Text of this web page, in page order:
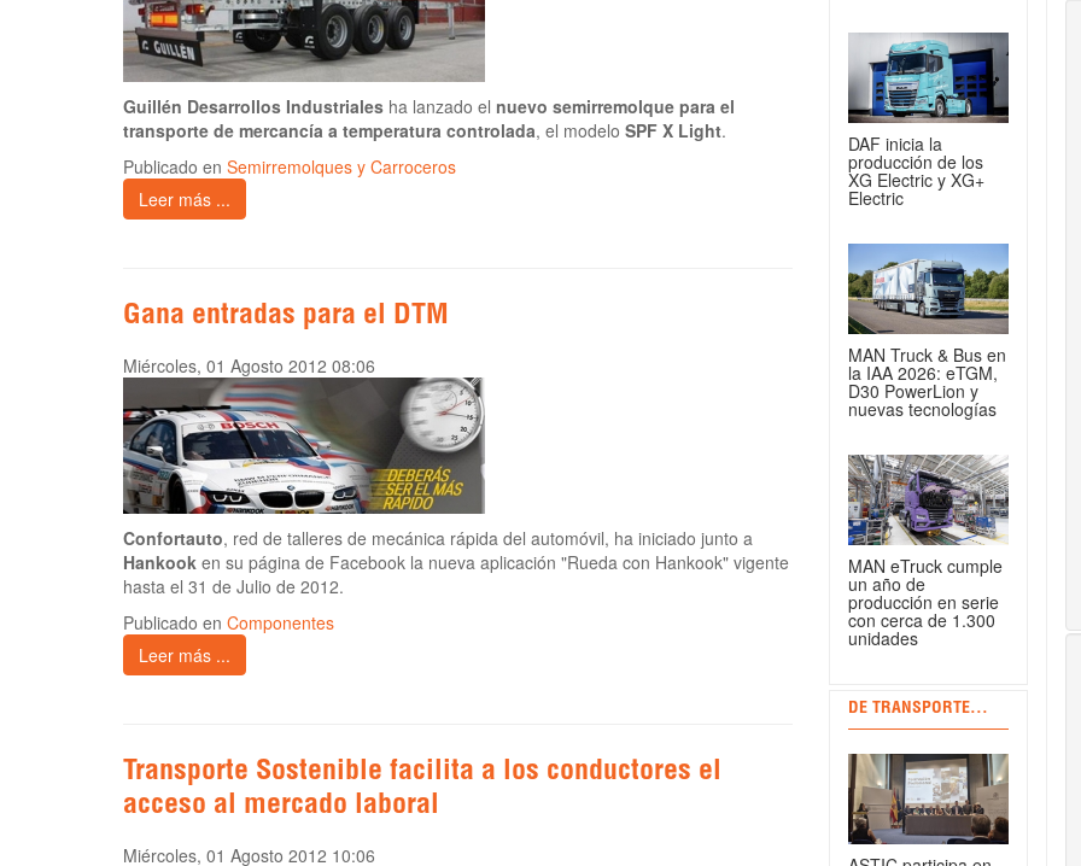
Guillén Desarrollos Industriales ha lanzado el nuevo semirremolque para el
transporte de mercancía a temperatura controlada, el modelo SPF X Light.
Publicado en Semirremolques y Carroceros
Leer más ...
Gana entradas para el DTM
Miércoles, 01 Agosto 2012 08:06
Confortauto, red de talleres de mecánica rápida del automóvil, ha iniciado junto a
Hankook en su página de Facebook la nueva aplicación "Rueda con Hankook" vigente
hasta el 31 de Julio de 2012.
Publicado en Componentes
Leer más ...
Transporte Sostenible facilita a los conductores el
acceso al mercado laboral
Miércoles, 01 Agosto 2012 10:06
DAF inicia la
producción de los
XG Electric y XG+
Electric
MAN Truck & Bus en
la IAA 2026: eTGM,
D30 PowerLion y
nuevas tecnologías
MAN eTruck cumple
un año de
producción en serie
con cerca de 1.300
unidades
DE TRANSPORTE...